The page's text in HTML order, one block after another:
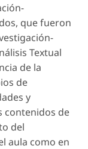
que fueron
Textual
de la
de
y
contenidos de
del
aula como en